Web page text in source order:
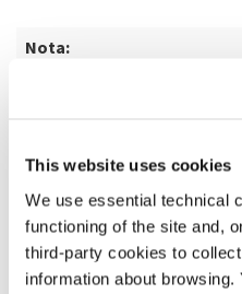
This website uses cookies
We use essential technical
functioning of the site and,
third-party cookies to
information about
Nota:
dal romanzo "The Last
SCOPRI DI PIÙ SUL FILM